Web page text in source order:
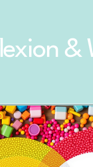
Diagnostik
taktile Perzeption
&